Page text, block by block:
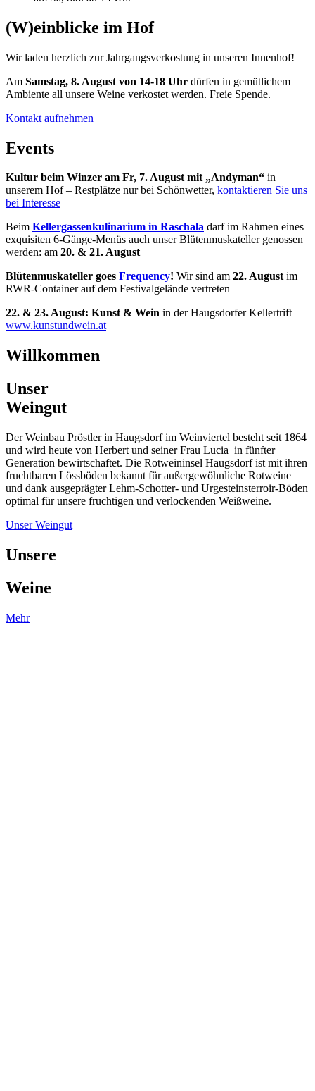
(W)einblicke im Hof
Wir laden herzlich zur Jahrgangsverkostung in unseren Innenhof!
Am Samstag, 8. August von 14-18 Uhr dürfen in gemütlichem
Ambiente all unsere Weine verkostet werden. Freie Spende.
Kontakt aufnehmen
Events
Kultur beim Winzer am Fr, 7. August mit „Andyman“ in
unserem Hof – Restplätze nur bei Schönwetter, kontaktieren Sie uns
bei Interesse
Beim Kellergassenkulinarium in Raschala darf im Rahmen eines
exquisiten 6-Gänge-Menüs auch unser Blütenmuskateller genossen
werden: am 20. & 21. August
Blütenmuskateller goes Frequency! Wir sind am 22. Augustim
RWR-Container auf dem Festivalgelände vertreten
22. & 23. August: Kunst & Wein in der Haugsdorfer Kellertrift –
www.kunstundwein.at
Willkommen
Unser
Weingut
Der Weinbau Pröstler in Haugsdorf im Weinviertel besteht seit 1864
und wird heute von Herbert und seiner Frau Lucia in fünfter
Generation bewirtschaftet. Die Rotweininsel Haugsdorf ist mit ihren
fruchtbaren Lössböden bekannt für außergewöhnliche Rotweine
und dank ausgeprägter Lehm-Schotter- und Urgesteinsterroir-Böden
optimal für unsere fruchtigen und verlockenden Weißweine.
Unser Weingut
Unsere
Weine
Mehr